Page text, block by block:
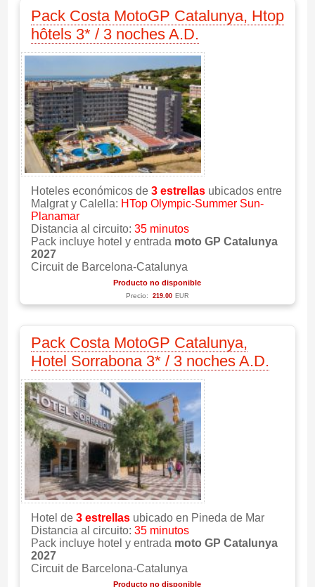
Pack Costa MotoGP Catalunya, Htop
hôtels 3* / 3 noches A.D.
Hoteles económicos de 3 estrellasubicados entre
Malgrat y Calella: HTop Olympic-Summer Sun-
Planamar
Distancia al circuito: 35 minutos
Pack incluye hotel y entrada moto GP Catalunya
2027
Circuit de Barcelona-Catalunya
Producto no disponible
Precio: 219.00 EUR
Pack Costa MotoGP Catalunya,
Hotel Sorrabona 3* / 3 noches A.D.
Hotel de 3 estrellasubicado en Pineda de Mar
Distancia al circuito: 35 minutos
Pack incluye hotel y entrada moto GP Catalunya
2027
Circuit de Barcelona-Catalunya
Producto no disponible